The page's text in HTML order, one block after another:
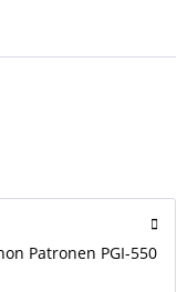
Patronen PGI-550